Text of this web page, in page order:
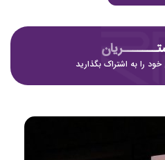
را به اشتراک بگذارید